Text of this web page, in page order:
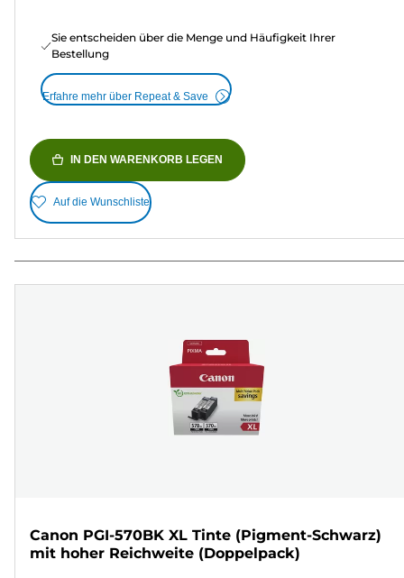
Sie entscheiden über die Menge und Häufigkeit Ihrer
Bestellung
Erfahre mehr über Repeat & Save
IN DEN WARENKORB LEGEN
Auf die Wunschliste
Canon PGI-570BK XL Tinte (Pigment-Schwarz)
mit hoher Reichweite (Doppelpack)